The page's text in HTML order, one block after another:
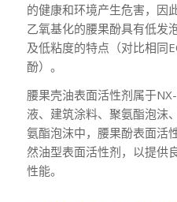
的健康和环境产生危害，因
乙氧基化的腰果酚具有低发
及低粘度的特点（对比相同
酚）。
腰果壳油表面活性剂属于
液、建筑涂料、聚氨酯泡沫
氨酯泡沫中，腰果酚表面活
然油型表面活性剂，以提供
性能。